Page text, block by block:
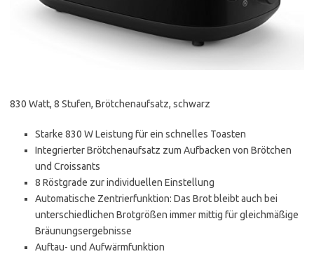
830 Watt, 8 Stufen, Brötchenaufsatz, schwarz
Starke 830 W Leistung für ein schnelles Toasten
Integrierter Brötchenaufsatz zum Aufbacken von Brötchen
und Croissants
8 Röstgrade zur individuellen Einstellung
Automatische Zentrierfunktion: Das Brot bleibt auch bei
unterschiedlichen Brotgrößen immer mittig für gleichmäßige
Bräunungsergebnisse
Auftau- und Aufwärmfunktion